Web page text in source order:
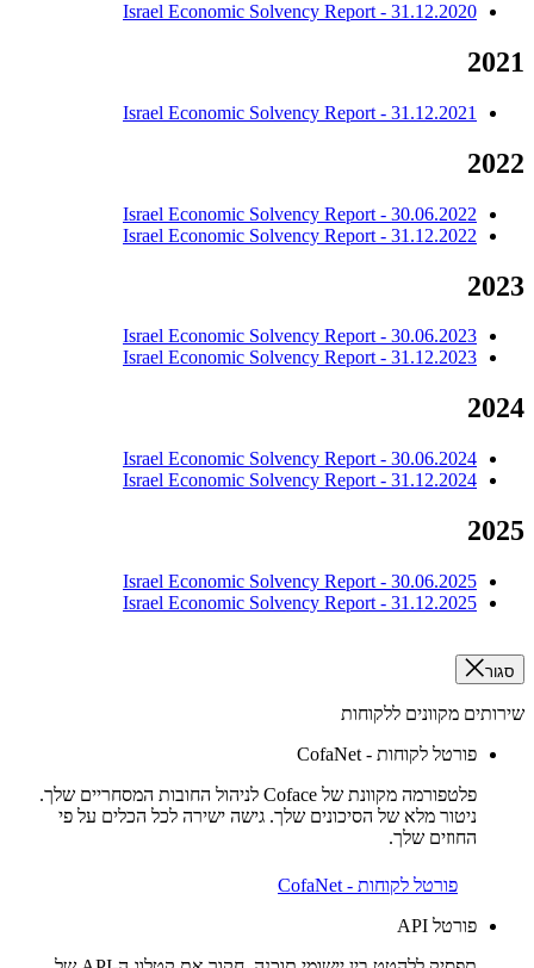
Israel Economic Solvency Report - 31.12.2020
2021
Israel Economic Solvency Report - 31.12.2021
2022
Israel Economic Solvency Report - 30.06.2022
Israel Economic Solvency Report - 31.12.2022
2023
Israel Economic Solvency Report - 30.06.2023
Israel Economic Solvency Report - 31.12.2023
2024
Israel Economic Solvency Report - 30.06.2024
Israel Economic Solvency Report - 31.12.2024
2025
Israel Economic Solvency Report - 30.06.2025
Israel Economic Solvency Report - 31.12.2025
סגור
שירותים מקוונים ללקוחות
פורטל לקוחות - CofaNet
פלטפורמה מקוונת של Coface לניהול החובות המסחריים שלך.
ניטור מלא של הסיכונים שלך. גישה ישירה לכל הכלים על פי
החוזים שלך.
פורטל לקוחות - CofaNet
פורטל API